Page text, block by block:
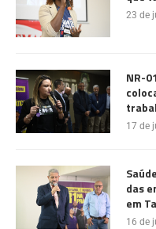
23 de
NR-
17 de
das
em
16 de